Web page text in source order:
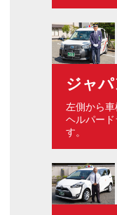
ジャ
左側から車
ヘルパー
す。